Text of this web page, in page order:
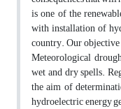
is one of the
with installation of
country. Our
Meteorological
wet and dry spells.
the aim of
hydroelectric energy